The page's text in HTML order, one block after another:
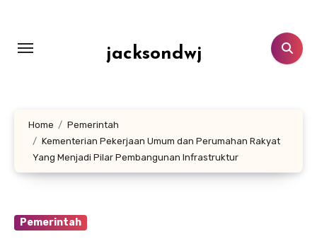
konten
jacksondwj
Home
Pemerintah
Kementerian Pekerjaan Umum dan Perumahan Rakyat
Yang Menjadi Pilar Pembangunan Infrastruktur
Pemerintah